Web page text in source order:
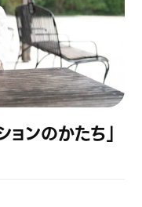
ンのかたち」